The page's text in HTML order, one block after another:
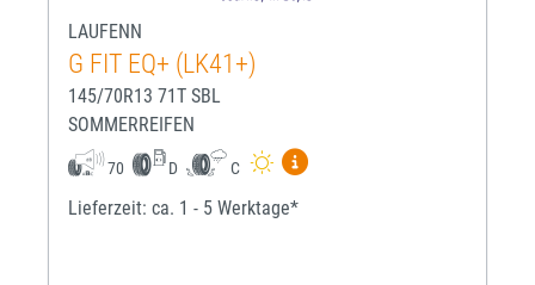
LAUFENN
G FIT EQ+ (LK41+)
145/70R13 71T SBL
SOMMERREIFEN
70 D C
Mehr Informationen zum
Lieferzeit: ca. 1 - 5 Werktage*